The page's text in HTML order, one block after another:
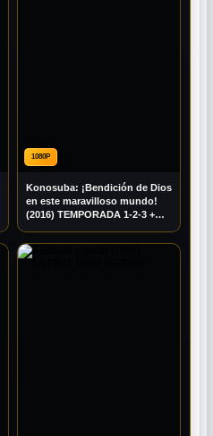
1080P
Konosuba: ¡Bendición de Dios
en este maravilloso mundo!
(2016) TEMPORADA 1-2-3 +
BDRIP